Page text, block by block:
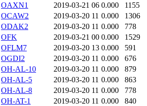
OAXN1
2019-03-21 06 0.000
1155
OCAW2
2019-03-20 11 0.000
1306
ODAK2
2019-03-20 11 0.000
778
OFK
2019-03-21 00 0.000
1529
OFLM7
2019-03-20 13 0.000
591
OGDI2
2019-03-20 11 0.000
676
OH-AL-10
2019-03-20 11 0.000
879
OH-AL-5
2019-03-20 11 0.000
863
OH-AL-8
2019-03-20 11 0.000
778
OH-AT-1
2019-03-20 11 0.000
840